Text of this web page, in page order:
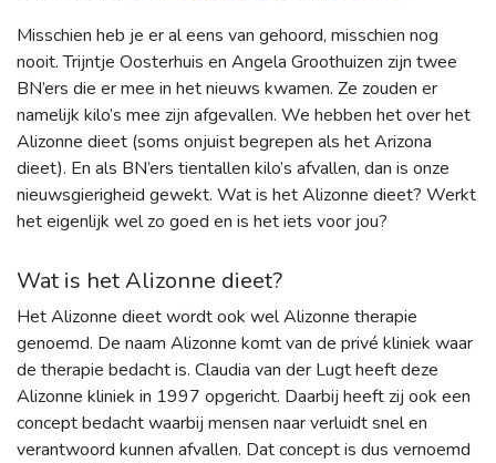
Misschien heb je er al eens van gehoord, misschien nog
nooit. Trijntje Oosterhuis en Angela Groothuizen zijn twee
BN’ers die er mee in het nieuws kwamen. Ze zouden er
namelijk kilo’s mee zijn afgevallen. We hebben het over het
Alizonne dieet (soms onjuist begrepen als het Arizona
dieet). En als BN’ers tientallen kilo’s afvallen, dan is onze
nieuwsgierigheid gewekt. Wat is het Alizonne dieet? Werkt
het eigenlijk wel zo goed en is het iets voor jou?
Wat is het Alizonne dieet?
Het Alizonne dieet wordt ook wel Alizonne therapie
genoemd. De naam Alizonne komt van de privé kliniek waar
de therapie bedacht is. Claudia van der Lugt heeft deze
Alizonne kliniek in 1997 opgericht. Daarbij heeft zij ook een
concept bedacht waarbij mensen naar verluidt snel en
verantwoord kunnen afvallen. Dat concept is dus vernoemd